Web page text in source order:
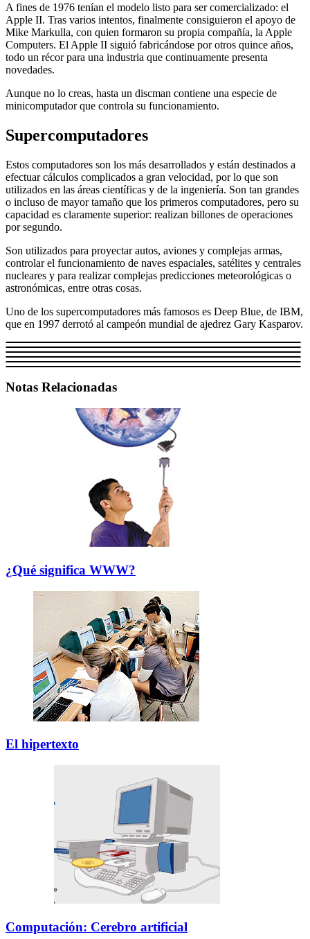
A fines de 1976 tenían el modelo listo para ser comercializado: el
Apple II. Tras varios intentos, finalmente consiguieron el apoyo de
Mike Markulla, con quien formaron su propia compañía, la Apple
Computers. El Apple II siguió fabricándose por otros quince años,
todo un récor para una industria que continuamente presenta
novedades.
Aunque no lo creas, hasta un discman contiene una especie de
minicomputador que controla su funcionamiento.
Supercomputadores
Estos computadores son los más desarrollados y están destinados a
efectuar cálculos complicados a gran velocidad, por lo que son
utilizados en las áreas científicas y de la ingeniería. Son tan grandes
o incluso de mayor tamaño que los primeros computadores, pero su
capacidad es claramente superior: realizan billones de operaciones
por segundo.
Son utilizados para proyectar autos, aviones y complejas armas,
controlar el funcionamiento de naves espaciales, satélites y centrales
nucleares y para realizar complejas predicciones meteorológicas o
astronómicas, entre otras cosas.
Uno de los supercomputadores más famosos es Deep Blue, de IBM,
que en 1997 derrotó al campeón mundial de ajedrez Gary Kasparov.
Notas Relacionadas
¿Qué significa WWW?
El hipertexto
Computación: Cerebro artificial